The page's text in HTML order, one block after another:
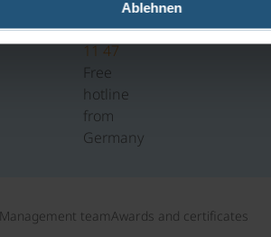
Ablehnen
100
11 47
Free
hotline
from
Germany
Management teamAwards and certificates